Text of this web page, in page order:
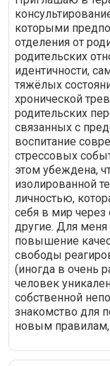
которыми
отделения от
родительских
идентичности,
тяжёлых
хронической
родительских
связанных с
воспитание
стрессовых
этом убеждена,
изолированной
личностью,
себя в мир
другие. Для меня
повышение
свободы
(иногда в очень
человек
собственной
знакомство для
новым